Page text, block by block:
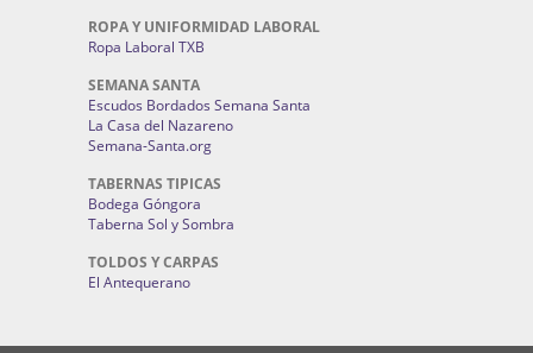
ROPA Y UNIFORMIDAD LABORAL
Ropa Laboral TXB
SEMANA SANTA
Escudos Bordados Semana Santa
La Casa del Nazareno
Semana-Santa.org
TABERNAS TIPICAS
Bodega Góngora
Taberna Sol y Sombra
TOLDOS Y CARPAS
El Antequerano